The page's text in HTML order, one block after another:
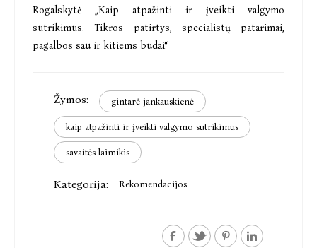
Rogalskytė „Kaip atpažinti ir įveikti valgymo
sutrikimus. Tikros patirtys, specialistų patarimai,
pagalbos sau ir kitiems būdai“
Žymos: gintarė jankauskienė
kaip atpažinti ir įveikti valgymo sutrikimus
savaitės laimikis
Kategorija: Rekomendacijos